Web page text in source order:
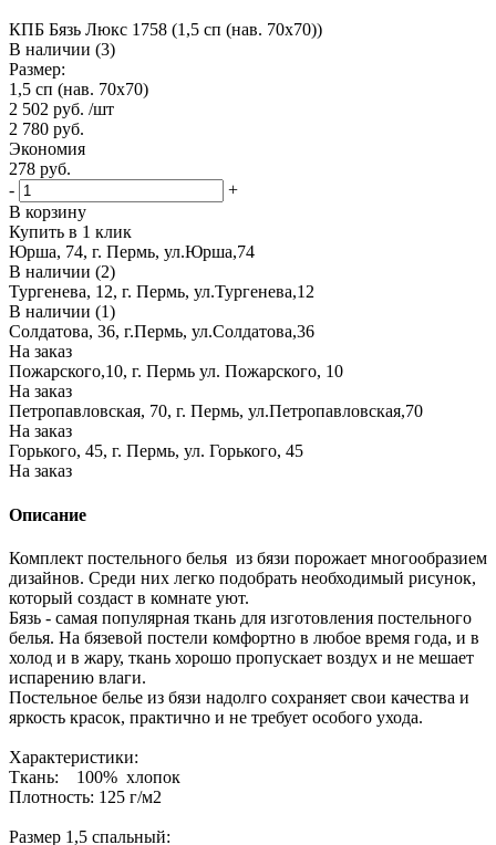
КПБ Бязь Люкс 1758 (1,5 сп (нав. 70х70))
В наличии (3)
Размер:
1,5 сп (нав. 70х70)
2 502 руб. /шт
2 780 руб.
Экономия
278 руб.
-
+
В корзину
Купить в 1 клик
Юрша, 74, г. Пермь, ул.Юрша,74
В наличии (2)
Тургенева, 12, г. Пермь, ул.Тургенева,12
В наличии (1)
Солдатова, 36, г.Пермь, ул.Солдатова,36
На заказ
Пожарского,10, г. Пермь ул. Пожарского, 10
На заказ
Петропавловская, 70, г. Пермь, ул.Петропавловская,70
На заказ
Горького, 45, г. Пермь, ул. Горького, 45
На заказ
Описание
Комплект постельного белья из бязи порожает многообразием
дизайнов. Среди них легко подобрать необходимый рисунок,
который создаст в комнате уют.
Бязь - самая популярная ткань для изготовления постельного
белья. На бязевой постели комфортно в любое время года, и в
холод и в жару, ткань хорошо пропускает воздух и не мешает
испарению влаги.
Постельное белье из бязи надолго сохраняет свои качества и
яркость красок, практично и не требует особого ухода.
Характеристики:
Ткань: 100% хлопок
Плотность: 125 г/м2
Размер 1,5 спальный: